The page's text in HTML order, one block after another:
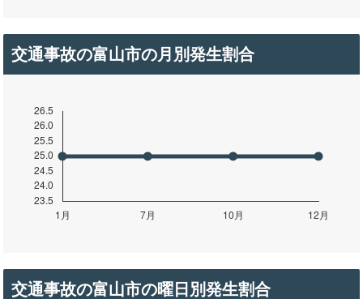
交通事故の富山市の月別発生割合
交通事故の富山市の曜日別発生割合